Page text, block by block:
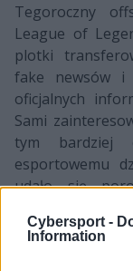
Cybersport -
Information
Tegoroczny
League of
plotki
fake newsów i
oficjalnych
Sami
tym bardziej
esportowemu
udało się
Zanim jednak